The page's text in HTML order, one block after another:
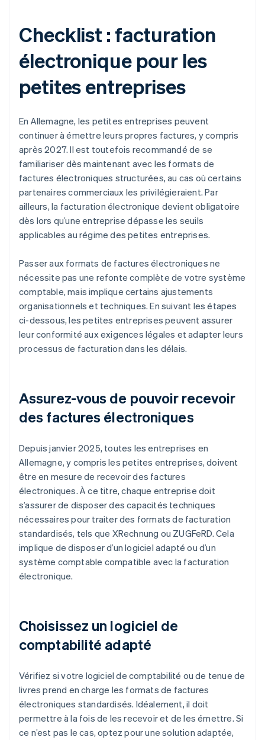
Checklist : facturation
électronique pour les
petites entreprises
En Allemagne, les petites entreprises peuvent
continuer à émettre leurs propres factures, y compris
après 2027. Il est toutefois recommandé de se
familiariser dès maintenant avec les formats de
factures électroniques structurées, au cas où certains
partenaires commerciaux les privilégieraient. Par
ailleurs, la facturation électronique devient obligatoire
dès lors qu’une entreprise dépasse les seuils
applicables au régime des petites entreprises.
Passer aux formats de factures électroniques ne
nécessite pas une refonte complète de votre système
comptable, mais implique certains ajustements
organisationnels et techniques. En suivant les étapes
ci-dessous, les petites entreprises peuvent assurer
leur conformité aux exigences légales et adapter leurs
processus de facturation dans les délais.
Assurez-vous de pouvoir recevoir
des factures électroniques
Depuis janvier 2025, toutes les entreprises en
Allemagne, y compris les petites entreprises, doivent
être en mesure de recevoir des factures
électroniques. À ce titre, chaque entreprise doit
s’assurer de disposer des capacités techniques
nécessaires pour traiter des formats de facturation
standardisés, tels que XRechnung ou ZUGFeRD. Cela
implique de disposer d’un logiciel adapté ou d’un
système comptable compatible avec la facturation
électronique.
Choisissez un logiciel de
comptabilité adapté
Vérifiez si votre logiciel de comptabilité ou de tenue de
livres prend en charge les formats de factures
électroniques standardisés. Idéalement, il doit
permettre à la fois de les recevoir et de les émettre. Si
ce n’est pas le cas, optez pour une solution adaptée,